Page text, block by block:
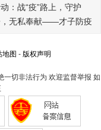
：战“疫”路上，守护
，无私奉献——才子防疫
地图 - 版权声明
一切非法行为 欢迎监督举报 如